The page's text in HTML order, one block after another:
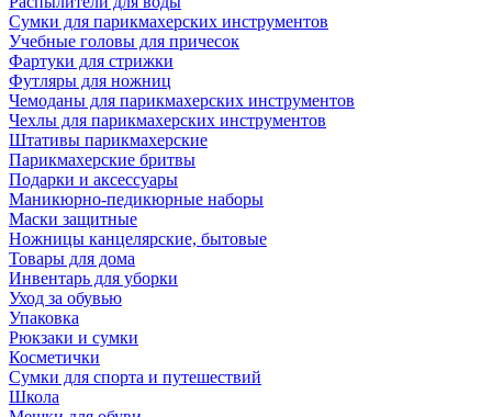
Сумки для парикмахерских инструментов
Учебные головы для причесок
Фартуки для стрижки
Футляры для ножниц
Чемоданы для парикмахерских инструментов
Чехлы для парикмахерских инструментов
Штативы парикмахерские
Парикмахерские бритвы
Подарки и аксессуары
Маникюрно-педикюрные наборы
Маски защитные
Ножницы канцелярские, бытовые
Товары для дома
Инвентарь для уборки
Уход за обувью
Упаковка
Рюкзаки и сумки
Косметички
Сумки для спорта и путешествий
Школа